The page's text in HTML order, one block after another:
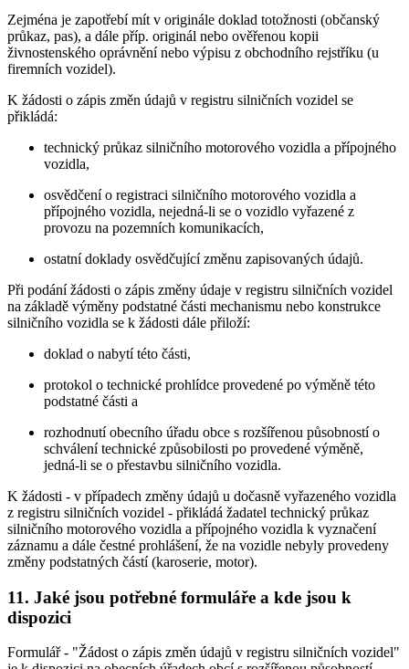
Zejména je zapotřebí mít v originále doklad totožnosti (občanský
průkaz, pas), a dále příp. originál nebo ověřenou kopii
živnostenského oprávnění nebo výpisu z obchodního rejstříku (u
firemních vozidel).
K žádosti o zápis změn údajů v registru silničních vozidel se
přikládá:
technický průkaz silničního motorového vozidla a přípojného
vozidla,
osvědčení o registraci silničního motorového vozidla a
přípojného vozidla, nejedná-li se o vozidlo vyřazené z
provozu na pozemních komunikacích,
ostatní doklady osvědčující změnu zapisovaných údajů.
Při podání žádosti o zápis změny údaje v registru silničních vozidel
na základě výměny podstatné části mechanismu nebo konstrukce
silničního vozidla se k žádosti dále přiloží:
doklad o nabytí této části,
protokol o technické prohlídce provedené po výměně této
podstatné části a
rozhodnutí obecního úřadu obce s rozšířenou působností o
schválení technické způsobilosti po provedené výměně,
jedná-li se o přestavbu silničního vozidla.
K žádosti - v případech změny údajů u dočasně vyřazeného vozidla
z registru silničních vozidel - přikládá žadatel technický průkaz
silničního motorového vozidla a přípojného vozidla k vyznačení
záznamu a dále čestné prohlášení, že na vozidle nebyly provedeny
změny podstatných částí (karoserie, motor).
11. Jaké jsou potřebné formuláře a kde jsou k
dispozici
Formulář - "Žádost o zápis změn údajů v registru silničních vozidel"